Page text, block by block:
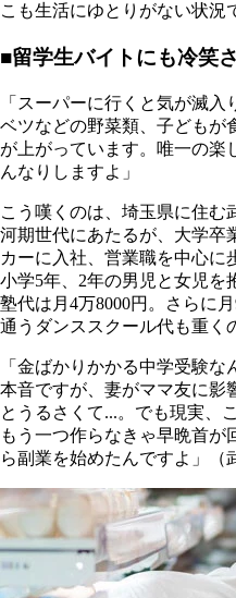
こも生活にゆとりがない状況
■留学生バイトにも冷笑
「スーパーに行くと気が滅
ベツなどの野菜類、子どもが
が上がっています。唯一の楽
んなりしますよ」
こう嘆くのは、埼玉県に住む
河期世代にあたるが、大学卒
カーに入社、営業職を中心に
小学5年、2年の男児と女児を
塾代は月4万8000円。さらに
通うダンススクール代も重く
「金ばかりかかる中学受験
本音ですが、妻がママ友に影
とうるさくて...。でも現実、
もう一つ作らなきゃ早晩首
ら副業を始めたんですよ」（